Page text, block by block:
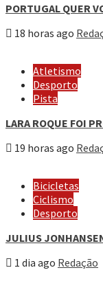
PORTUGAL QUER
18 horas ago
Atletismo
Desporto
Pista
LARA ROQUE FOI
19 horas ago
Bicicletas
Ciclismo
Desporto
JULIUS
1 dia ago Redação